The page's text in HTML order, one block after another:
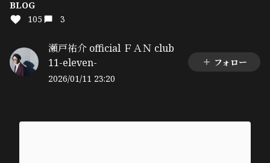
BLOG
105
3
瀬戸祐介 official ＦＡＮ club
11-eleven-
2026/01/11 23:20
フォロー